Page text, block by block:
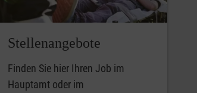
Stellenangebote
Finden Sie hier Ihren Job im
Hauptamt oder im